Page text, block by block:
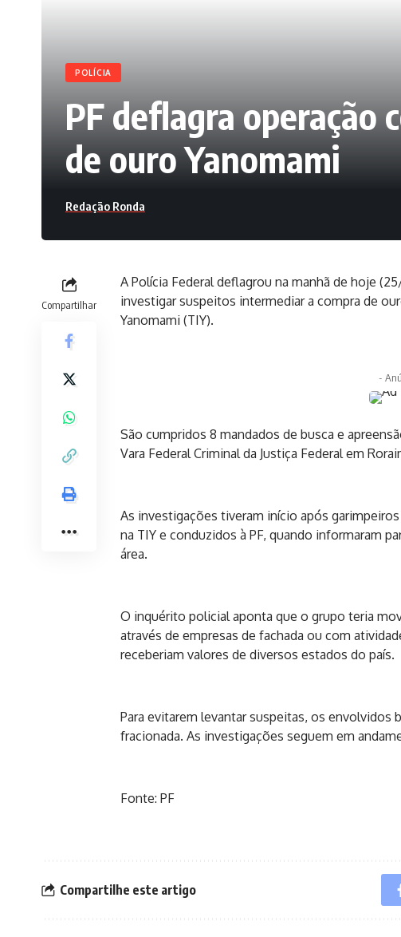
POLÍCIA
PF deflagra operação
de ouro Yanomami
Redação Ronda
Compartilhar
A Polícia Federal deflagrou na manhã de hoje
investigar suspeitos intermediar a compra de
Yanomami (TIY).
-
São cumpridos 8 mandados de busca e
Vara Federal Criminal da Justiça Federal em
As investigações tiveram início após
na TIY e conduzidos à PF, quando informaram
área.
O inquérito policial aponta que o grupo teria
através de empresas de fachada ou com
receberiam valores de diversos estados do país.
Para evitarem levantar suspeitas, os envolvidos
fracionada. As investigações seguem em
Fonte: PF
Compartilhe este artigo